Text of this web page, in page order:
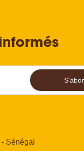
Sénégal